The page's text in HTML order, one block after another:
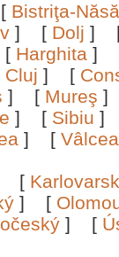
[ Bistriţa-
] [ Dolj ]
[ Harghita ]
Cluj ] [
] [ Mureş
] [ Sibiu
] [
[
] [
] [